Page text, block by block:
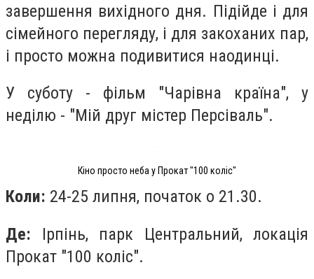
завершення вихідного дня. Підійде і для
сімейного перегляду, і для закоханих пар,
і просто можна подивитися наодинці.
У суботу - фільм "Чарівна країна", у
неділю - "Мій друг містер Персіваль".
Кіно просто неба у Прокат "100 коліс"
Коли: 24-25 липня, початок о 21.30.
Де: Ірпінь, парк Центральний, локація
Прокат "100 коліс".